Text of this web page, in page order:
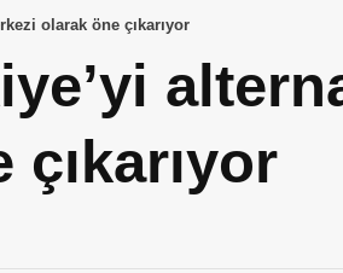
olarak öne çıkarıyor